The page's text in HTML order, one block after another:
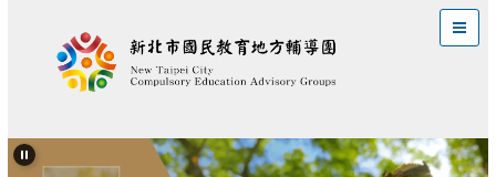
區